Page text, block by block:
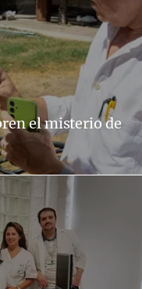
el misterio de